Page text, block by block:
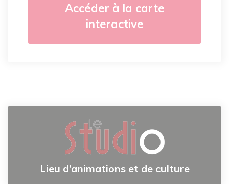
Accéder à la carte
interactive
Lieu d’animations et de culture